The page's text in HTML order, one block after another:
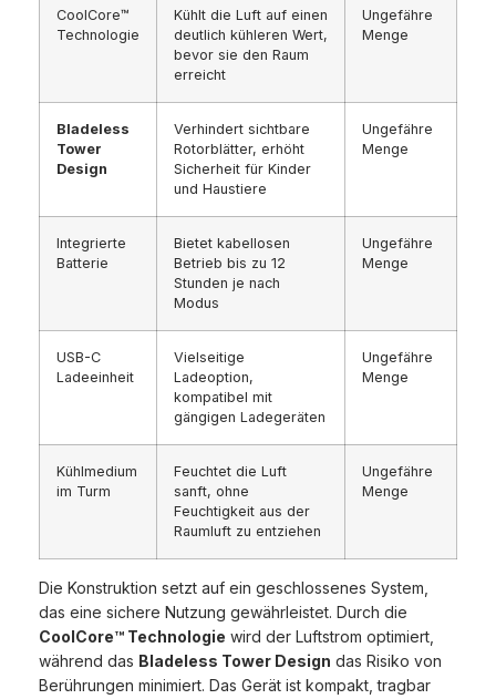
CoolCore™
Technologie
Kühlt die Luft auf einen
deutlich kühleren Wert,
bevor sie den Raum
erreicht
Ungefähre
Menge
Bladeless
Tower
Design
Verhindert sichtbare
Rotorblätter, erhöht
Sicherheit für Kinder
und Haustiere
Ungefähre
Menge
Integrierte
Batterie
Bietet kabellosen
Betrieb bis zu 12
Stunden je nach
Modus
Ungefähre
Menge
USB-C
Ladeeinheit
Vielseitige
Ladeoption,
kompatibel mit
gängigen Ladegeräten
Ungefähre
Menge
Kühlmedium
im Turm
Feuchtet die Luft
sanft, ohne
Feuchtigkeit aus der
Raumluft zu entziehen
Ungefähre
Menge
Die Konstruktion setzt auf ein geschlossenes System,
das eine sichere Nutzung gewährleistet. Durch die
CoolCore™ Technologie wird der Luftstrom optimiert,
während das Bladeless Tower Design das Risiko von
Berührungen minimiert. Das Gerät ist kompakt, tragbar